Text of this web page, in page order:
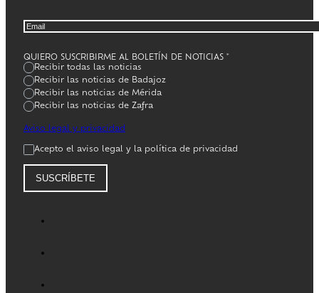
QUIERO SUSCRIBIRME AL BOLETÍN DE NOTICIAS
Recibir todas las noticias
Recibir las noticias de Badajoz
Recibir las noticias de Mérida
Recibir las noticias de Zafra
Aviso legal y privacidad
Acepto el aviso legal y la política de privacidad
SUSCRÍBETE